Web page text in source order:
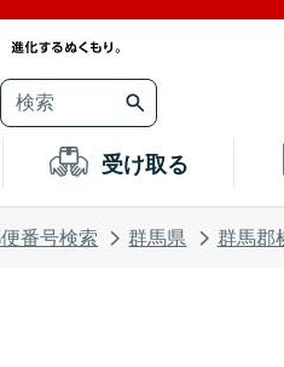
受け取る
番号検索 群馬県 群馬郡